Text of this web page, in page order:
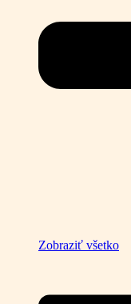
Zobraziť všetko